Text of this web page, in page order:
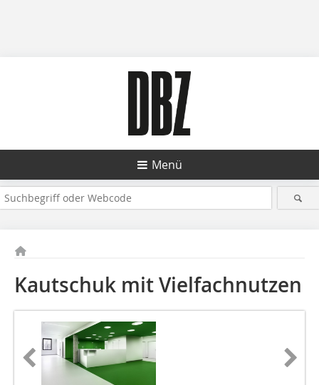
Menü
Kautschuk mit Vielfachnutzen